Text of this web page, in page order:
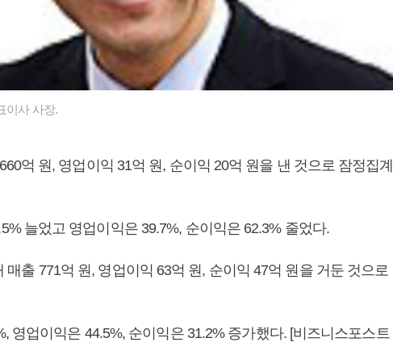
이사 사장.
억 원, 영업이익 31억 원, 순이익 20억 원을 낸 것으로 잠정집계
늘었고 영업이익은 39.7%, 순이익은 62.3% 줄었다.
매출 771억 원, 영업이익 63억 원, 순이익 47억 원을 거둔 것으로
영업이익은 44.5%, 순이익은 31.2% 증가했다. [비즈니스포스트